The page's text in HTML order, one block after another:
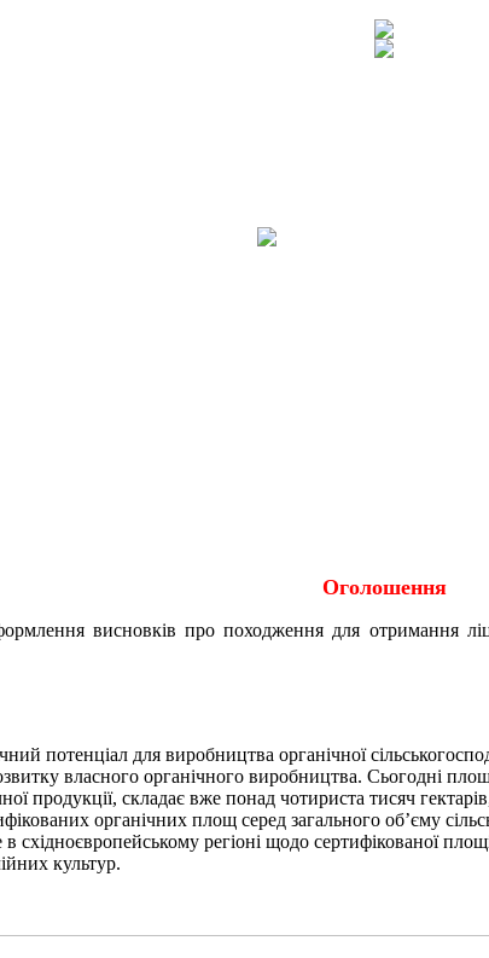
Оголошення
висновків про походження для отримання
потенціал для виробництва органічної
власного органічного виробництва. Сьогодні
продукції, складає вже понад чотириста тисяч
органічних площ серед загального об’єму
східноєвропейському регіоні щодо сертифікованої
культур.